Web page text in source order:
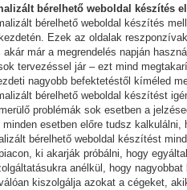
bérelhető weboldal készítés
bérelhető weboldal készítés
Ezek az oldalak
akár már a megrendelés napján
tervezéssel jár – ezt mind
nagyobb befektetéstől kíméled
bérelhető weboldal készítést
problémák sok esetben a
esetben előre tudsz
bérelhető weboldal készítést
ki akarják próbálni, hogy
anélkül, hogy
kiszolgálja azokat a cégeket,